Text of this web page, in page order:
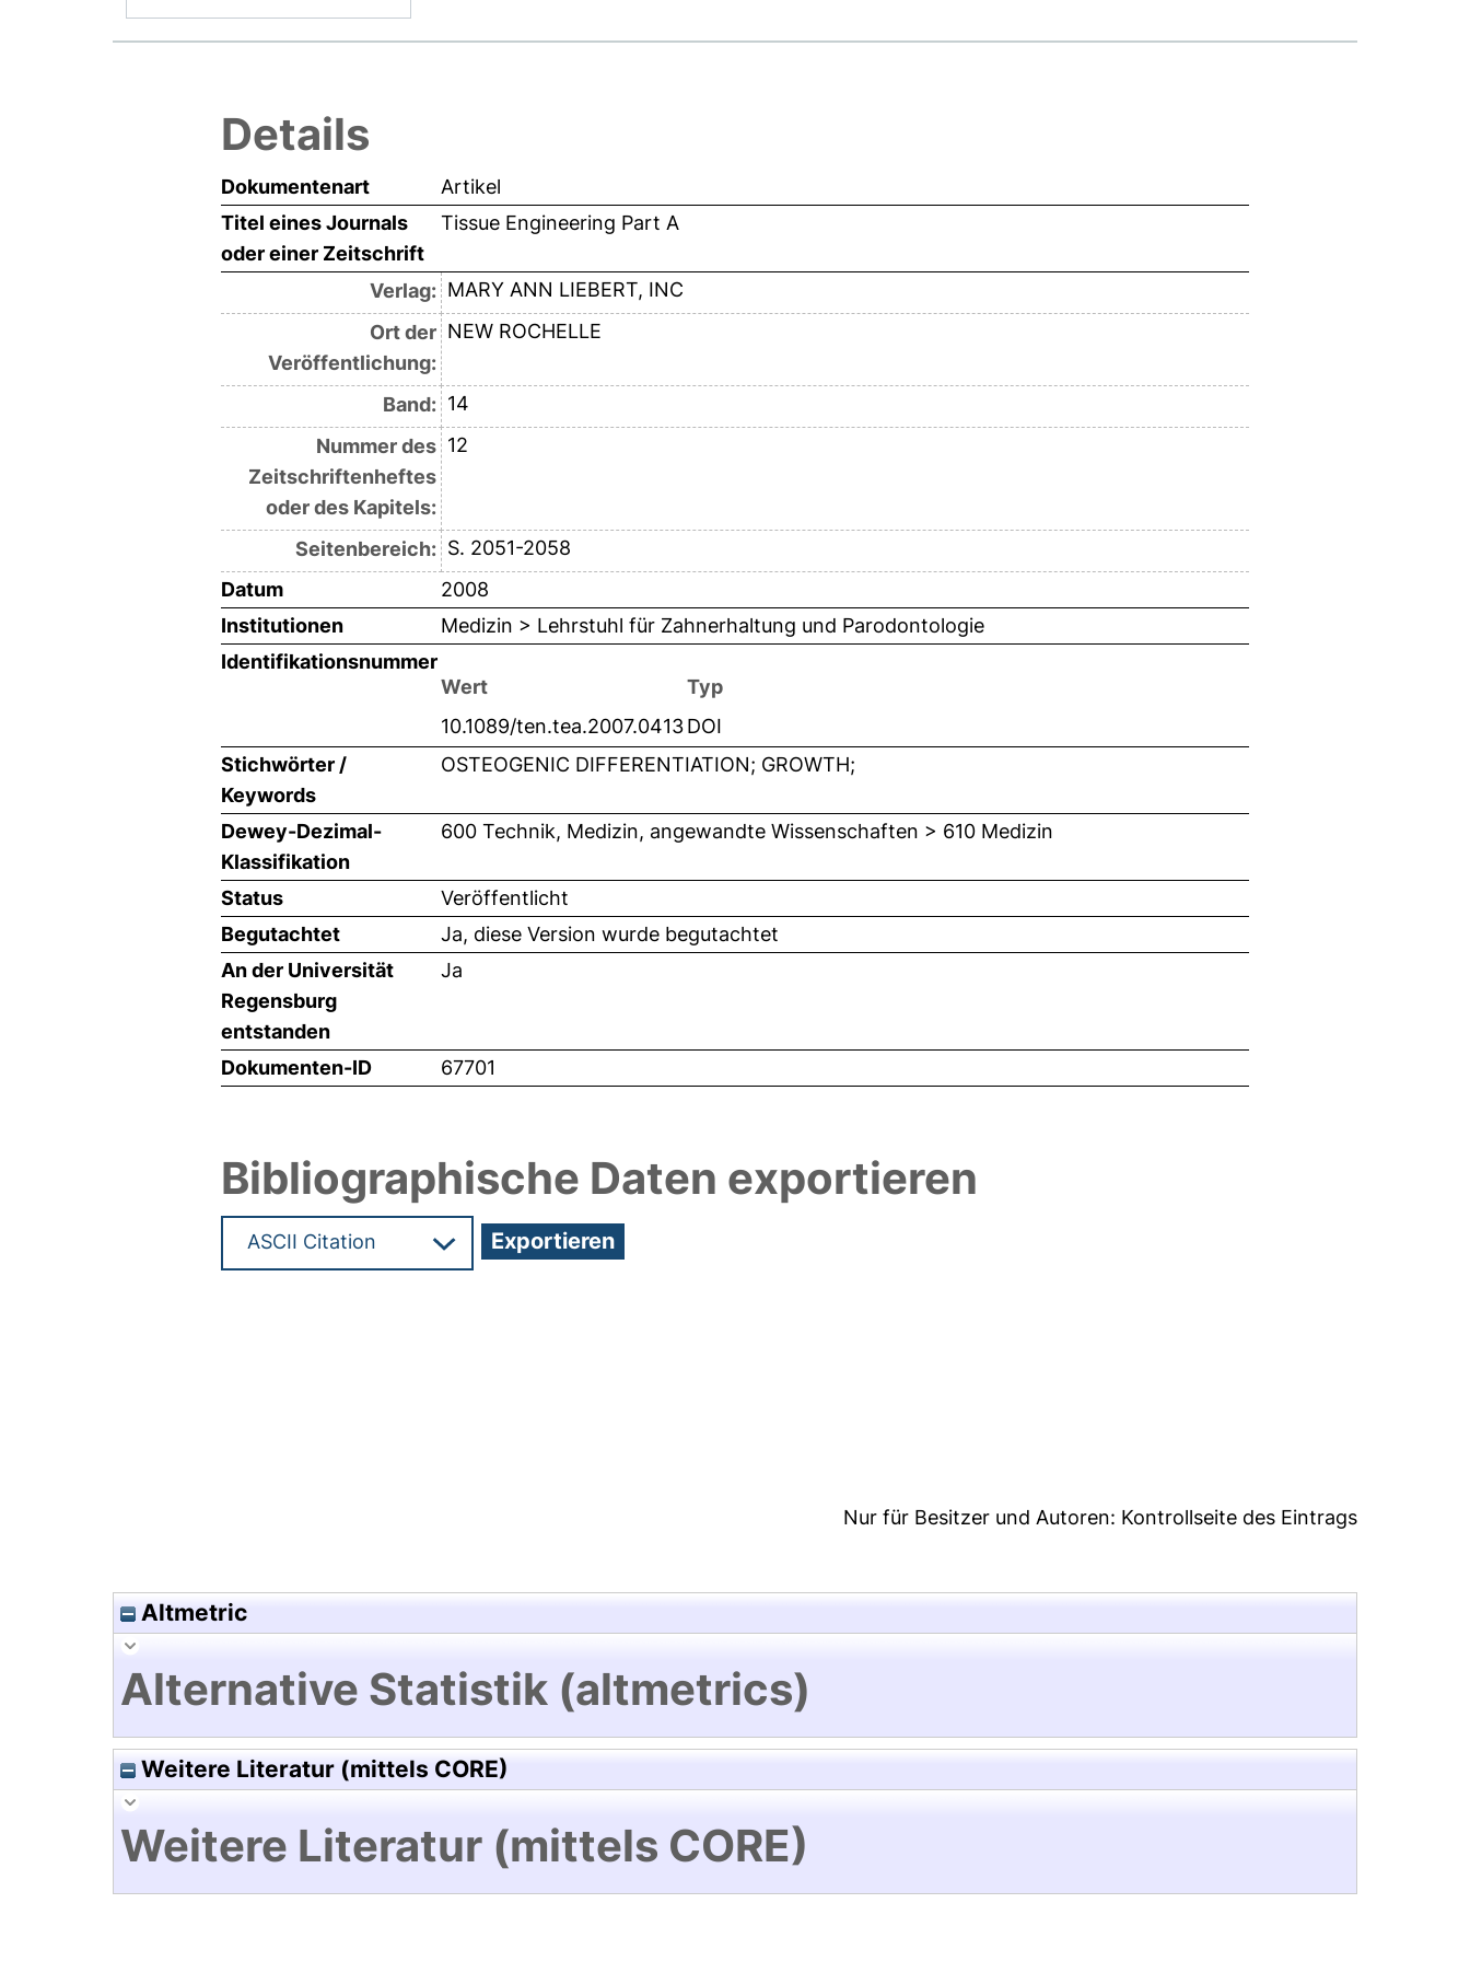
Details
Dokumentenart
Artikel
Titel eines Journals
oder einer Zeitschrift
Tissue Engineering Part A
Verlag: MARY ANN LIEBERT, INC
Ort der
Veröffentlichung:
NEW ROCHELLE
Band: 14
Nummer des
Zeitschriftenheftes
oder des Kapitels:
12
Seitenbereich: S. 2051-2058
Datum
2008
Institutionen
Medizin > Lehrstuhl für Zahnerhaltung und Parodontologie
Identifikationsnummer
Wert
Typ
10.1089/ten.tea.2007.0413DOI
Stichwörter /
Keywords
OSTEOGENIC DIFFERENTIATION; GROWTH;
Dewey-Dezimal-
Klassifikation
600 Technik, Medizin, angewandte Wissenschaften > 610 Medizin
Status
Veröffentlicht
Begutachtet
Ja, diese Version wurde begutachtet
An der Universität
Regensburg
entstanden
Ja
Dokumenten-ID 67701
Bibliographische Daten exportieren
Nur für Besitzer und Autoren: Kontrollseite des Eintrags
Altmetric
Alternative Statistik (altmetrics)
Weitere Literatur (mittels CORE)
Weitere Literatur (mittels CORE)